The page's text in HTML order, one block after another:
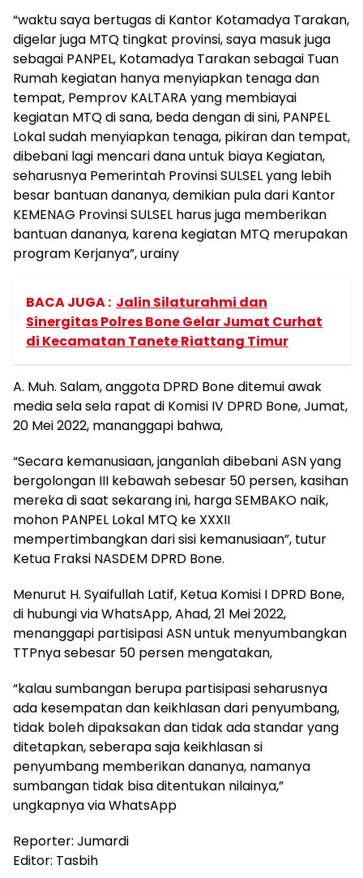
“waktu saya bertugas di Kantor Kotamadya Tarakan,
digelar juga MTQ tingkat provinsi, saya masuk juga
sebagai PANPEL, Kotamadya Tarakan sebagai Tuan
Rumah kegiatan hanya menyiapkan tenaga dan
tempat, Pemprov KALTARA yang membiayai
kegiatan MTQ di sana, beda dengan di sini, PANPEL
Lokal sudah menyiapkan tenaga, pikiran dan tempat,
dibebani lagi mencari dana untuk biaya Kegiatan,
seharusnya Pemerintah Provinsi SULSEL yang lebih
besar bantuan dananya, demikian pula dari Kantor
KEMENAG Provinsi SULSEL harus juga memberikan
bantuan dananya, karena kegiatan MTQ merupakan
program Kerjanya”, urainy
BACA JUGA : Jalin Silaturahmi dan
Sinergitas Polres Bone Gelar Jumat Curhat
di Kecamatan Tanete Riattang Timur
A. Muh. Salam, anggota DPRD Bone ditemui awak
media sela sela rapat di Komisi IV DPRD Bone, Jumat,
20 Mei 2022, mananggapi bahwa,
“Secara kemanusiaan, janganlah dibebani ASN yang
bergolongan III kebawah sebesar 50 persen, kasihan
mereka di saat sekarang ini, harga SEMBAKO naik,
mohon PANPEL Lokal MTQ ke XXXII
mempertimbangkan dari sisi kemanusiaan”, tutur
Ketua Fraksi NASDEM DPRD Bone.
Menurut H. Syaifullah Latif, Ketua Komisi I DPRD Bone,
di hubungi via WhatsApp, Ahad, 21 Mei 2022,
menanggapi partisipasi ASN untuk menyumbangkan
TTPnya sebesar 50 persen mengatakan,
“kalau sumbangan berupa partisipasi seharusnya
ada kesempatan dan keikhlasan dari penyumbang,
tidak boleh dipaksakan dan tidak ada standar yang
ditetapkan, seberapa saja keikhlasan si
penyumbang memberikan dananya, namanya
sumbangan tidak bisa ditentukan nilainya,”
ungkapnya via WhatsApp
Reporter: Jumardi
Editor: Tasbih